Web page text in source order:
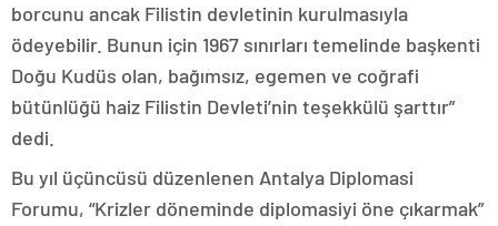
borcunu ancak Filistin devletinin kurulmasıyla
ödeyebilir. Bunun için 1967 sınırları temelinde başkenti
Doğu Kudüs olan, bağımsız, egemen ve coğrafi
bütünlüğü haiz Filistin Devleti’nin teşekkülü şarttır”
dedi.
Bu yıl üçüncüsü düzenlenen Antalya Diplomasi
Forumu, “Krizler döneminde diplomasiyi öne çıkarmak”